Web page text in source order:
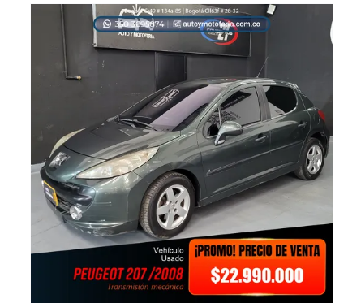
AÑADIR AL CARRITO / QUICK VIEW